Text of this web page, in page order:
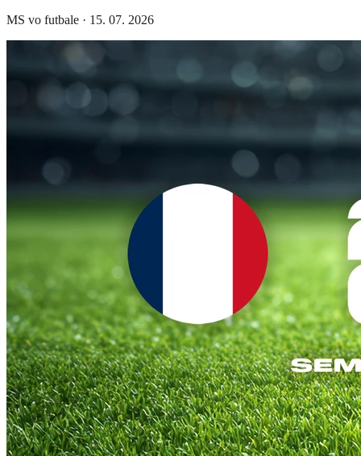
MS vo futbale · 15. 07. 2026